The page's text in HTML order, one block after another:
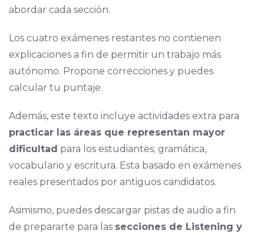
abordar cada sección.
Los cuatro exámenes restantes no contienen
explicaciones a fin de permitir un trabajo más
autónomo. Propone correcciones y puedes
calcular tu puntaje.
Además, este texto incluye actividades extra para
practicar las áreas que representan mayor
dificultad para los estudiantes; gramática,
vocabulario y escritura. Esta basado en exámenes
reales presentados por antiguos candidatos.
Asimismo, puedes descargar pistas de audio a fin
de prepararte para las secciones de Listening y